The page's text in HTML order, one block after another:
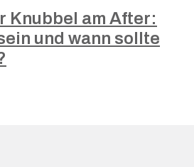
Knubbel am After:
und wann sollte